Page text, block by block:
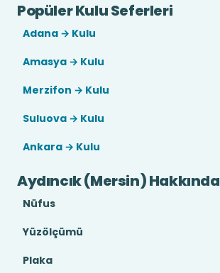
Popüler Kulu Seferleri
Adana → Kulu
Amasya → Kulu
Merzifon → Kulu
Suluova → Kulu
Ankara → Kulu
Aydıncık (Mersin) Hakkında
Nüfus
Yüzölçümü
Plaka